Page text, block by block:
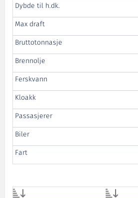
Dybde til h.dk.
Max draft
Bruttotonnasje
Brennolje
Ferskvann
Kloakk
Passasjerer
Biler
Fart